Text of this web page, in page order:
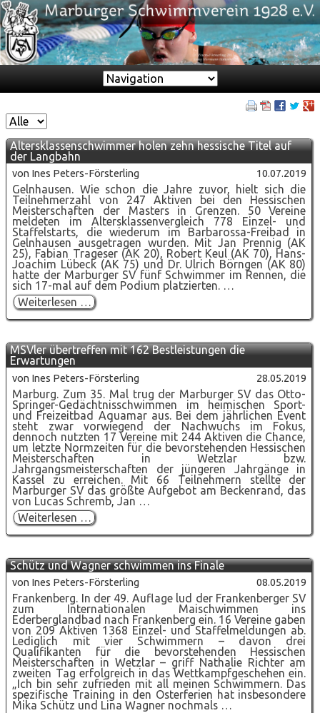
Zielseite
Altersklassenschwimmer holen zehn hessische Titel auf
der Langbahn
10.07.2019
von Ines Peters-Försterling
Gelnhausen. Wie schon die Jahre zuvor, hielt sich die
Teilnehmerzahl von 247 Aktiven bei den Hessischen
Meisterschaften der Masters in Grenzen. 50 Vereine
meldeten im Altersklassenvergleich 778 Einzel- und
Staffelstarts, die wiederum im Barbarossa-Freibad in
Gelnhausen ausgetragen wurden. Mit Jan Prennig (AK
25), Fabian Trageser (AK 20), Robert Keul (AK 70), Hans-
Joachim Lübeck (AK 75) und Dr. Ulrich Börngen (AK 80)
hatte der Marburger SV fünf Schwimmer im Rennen, die
sich 17-mal auf dem Podium platzierten. …
Weiterlesen …Altersklassenschwimmer
holen
zehn
Titel
auf
der
Langbahn
MSVler übertreffen mit 162 Bestleistungen die
Erwartungen
28.05.2019
von Ines Peters-Försterling
Marburg. Zum 35. Mal trug der Marburger SV das Otto-
Springer-Gedächtnisschwimmen im heimischen Sport-
und Freizeitbad Aquamar aus. Bei dem jährlichen Event
steht zwar vorwiegend der Nachwuchs im Fokus,
dennoch nutzten 17 Vereine mit 244 Aktiven die Chance,
um letzte Normzeiten für die bevorstehenden Hessischen
Meisterschaften in Wetzlar bzw.
Jahrgangsmeisterschaften der jüngeren Jahrgänge in
Kassel zu erreichen. Mit 66 Teilnehmern stellte der
Marburger SV das größte Aufgebot am Beckenrand, das
von Lucas Schremb, Jan …
Weiterlesen … MSVler
übertreffen
mit
Bestleistungen
die
Erwartungen
Schütz und Wagner schwimmen ins Finale
08.05.2019
von Ines Peters-Försterling
Frankenberg. In der 49. Auflage lud der Frankenberger SV
zum Internationalen Maischwimmen ins
Ederberglandbad nach Frankenberg ein. 16 Vereine gaben
von 209 Aktiven 1368 Einzel- und Staffelmeldungen ab.
Lediglich mit vier Schwimmern – davon drei
Qualifikanten für die bevorstehenden Hessischen
Meisterschaften in Wetzlar – griff Nathalie Richter am
zweiten Tag erfolgreich in das Wettkampfgeschehen ein.
„Ich bin sehr zufrieden mit all meinen Schwimmern. Das
spezifische Training in den Osterferien hat insbesondere
Mika Schütz und Lina Wagner nochmals …